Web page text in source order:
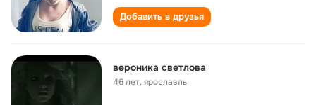
Добавить в друзья
вероника светлова
46 лет,ярославль